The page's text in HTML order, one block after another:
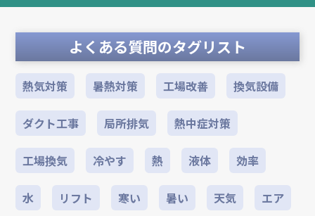
よくある質問のタグリスト
熱気対策 暑熱対策 工場改善 換気設備
ダクト工事 局所排気 熱中症対策
工場換気 冷やす 熱 液体 効率
水 リフト 寒い 暑い 天気 エア